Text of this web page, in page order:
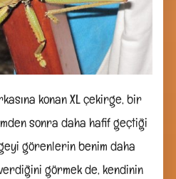
konan XL çekirge, bir
sonra daha hafif geçtiği
görenlerin benim daha
görmek de, kendinin